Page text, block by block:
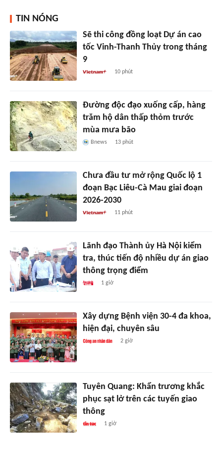
TIN NÓNG
Sẽ thi công đồng loạt Dự án cao
tốc Vinh-Thanh Thủy trong tháng
9
10 phút
Đường độc đạo xuống cấp, hàng
trăm hộ dân thấp thỏm trước
mùa mưa bão
Bnews 13 phút
Chưa đầu tư mở rộng Quốc lộ 1
đoạn Bạc Liêu-Cà Mau giai đoạn
2026-2030
11 phút
Lãnh đạo Thành ủy Hà Nội kiểm
tra, thúc tiến độ nhiều dự án giao
thông trọng điểm
1 giờ
Xây dựng Bệnh viện 30-4 đa khoa,
hiện đại, chuyên sâu
2 giờ
Tuyên Quang: Khẩn trương khắc
phục sạt lở trên các tuyến giao
thông
1 giờ